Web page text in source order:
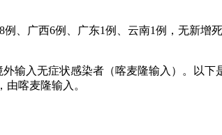
、广西6例、广东1例、云南1例，无新增
输入无症状感染者（喀麦隆输入）。以
喀麦隆输入。